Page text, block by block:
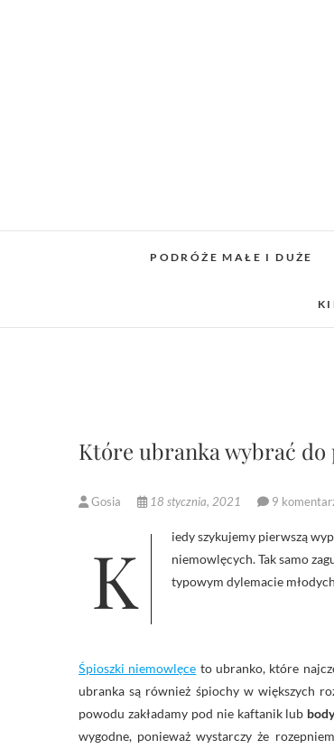
PODRÓŻE MAŁE I DUŻE
Które ubranka wybrać do
Gosia 18 stycznia, 2021 9
Kiedy szykujemy pierwszą wyprawkę dla wyczekiwanego maleństwa, możemy jeszcze nieco gubić się w akcesoriach niemowlęcych. Tak samo
typowym dylemacie
Śpioszki niemowlęce to ubranko, które
ubranka są również śpiochy w większych
powodu zakładamy pod nie kaftanik lub
wygodne, ponieważ wystarczy że